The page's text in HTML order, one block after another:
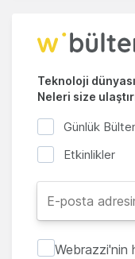
Teknoloji
Neleri size
Günlük
Etkinlikler
Webrazzi'nin